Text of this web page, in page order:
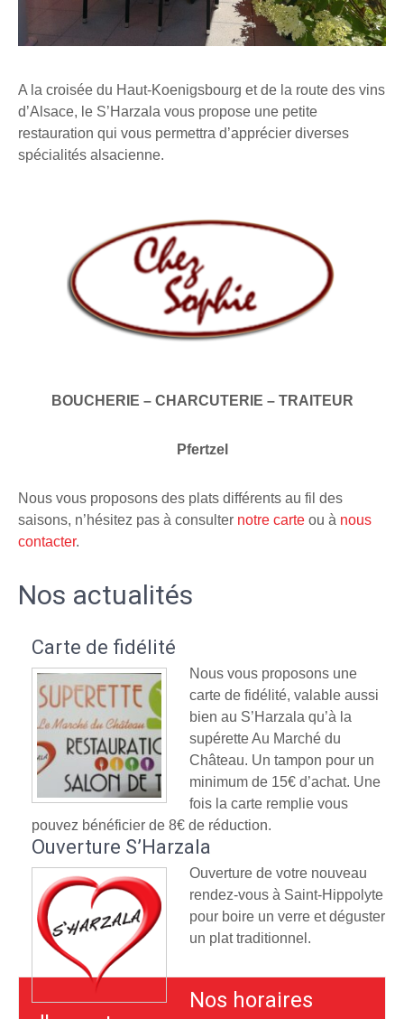
A la croisée du Haut-Koenigsbourg et de la route des vins
d’Alsace, le S’Harzala vous propose une petite
restauration qui vous permettra d’apprécier diverses
spécialités alsacienne.
BOUCHERIE – CHARCUTERIE – TRAITEUR
Pfertzel
Nous vous proposons des plats différents au fil des
saisons, n’hésitez pas à consulter notre carte ou à nous
contacter.
Nos actualités
Carte de fidélité
Nous vous proposons une
carte de fidélité, valable aussi
bien au S’Harzala qu’à la
supérette Au Marché du
Château. Un tampon pour un
minimum de 15€ d’achat. Une
fois la carte remplie vous
pouvez bénéficier de 8€ de réduction.
Ouverture S’Harzala
Ouverture de votre nouveau
rendez-vous à Saint-Hippolyte
pour boire un verre et déguster
un plat traditionnel.
Nos horaires